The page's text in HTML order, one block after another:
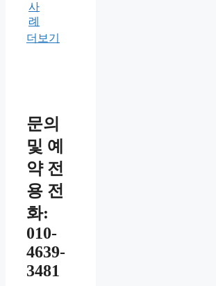
사
례
더보기
문의
및 예
약 전
용 전
화:
010-
4639-
3481